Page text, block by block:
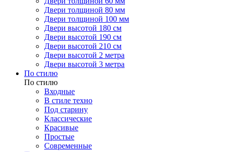
Двери толщиной 80 мм
Двери толщиной 100 мм
Двери высотой 180 см
Двери высотой 190 см
Двери высотой 210 см
Двери высотой 2 метра
Двери высотой 3 метра
По стилю
По стилю
Входные
В стиле техно
Под старину
Классические
Красивые
Простые
Современные